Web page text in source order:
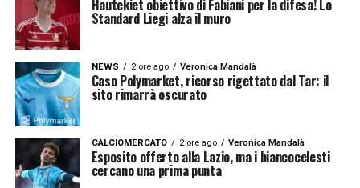
Hautekiet obiettivo di Fabiani per la difesa! Lo
Standard Liegi alza il muro
NEWS 2 ore ago Veronica Mandalà
Caso Polymarket, ricorso rigettato dal Tar: il
sito rimarrà oscurato
CALCIOMERCATO 2 ore ago Veronica Mandalà
Esposito offerto alla Lazio, ma i biancocelesti
cercano una prima punta